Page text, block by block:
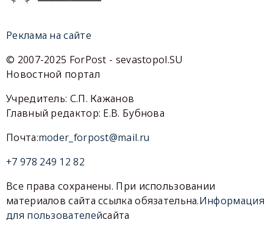
Реклама на сайте
© 2007-2025 ForPost - sevastopol.SU
Новостной портал
Учредитель: С.П. Кажанов
Главный редактор: Е.В. Бубнова
Почта:moder_forpost@mail.ru
+7 978 249 12 82
Все права сохранены. При использовании
материалов сайта ссылка обязательна.Информация
для пользователейсайта